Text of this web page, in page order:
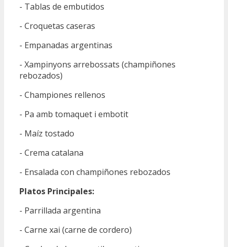
- Tablas de embutidos
- Croquetas caseras
- Empanadas argentinas
- Xampinyons arrebossats (champiñones
rebozados)
- Championes rellenos
- Pa amb tomaquet i embotit
- Maíz tostado
- Crema catalana
- Ensalada con champiñones rebozados
Platos Principales:
- Parrillada argentina
- Carne xai (carne de cordero)